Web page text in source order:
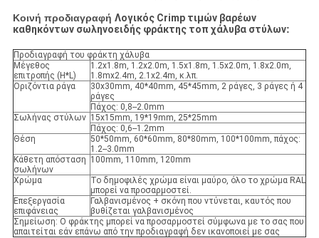
Κοινή προδιαγραφή Λογικός Crimp τιμών βαρέων
καθηκόντων σωληνοειδής φράκτης τοπ χάλυβα στύλων:
Προδιαγραφή του φράκτη χάλυβα
Μέγεθος
επιτροπής (H*L)
1.2x1.8m, 1.2x2.0m, 1.5x1.8m, 1.5x2.0m, 1.8x2.0m,
1.8mx2.4m, 2.1x2.4m, κ.λπ.
Οριζόντια ράγα
30x30mm, 40*40mm, 45*45mm, 2 ράγες, 3 ράγες ή 4
ράγες
Πάχος: 0,8--2.0mm
Σωλήνας στύλων 15x15mm, 19*19mm, 25*25mm
Πάχος: 0,6--1.2mm
Θέση
50*50mm, 60*60mm, 80*80mm, 100*100mm, πάχος:
1.2--3.0mm
Κάθετη απόσταση
σωλήνων
100mm, 110mm, 120mm
Χρώμα
Το δημοφιλές χρώμα είναι μαύρο, όλο το χρώμα RAL
μπορεί να προσαρμοστεί.
Επεξεργασία
επιφάνειας
Γαλβανισμένος + σκόνη που ντύνεται, καυτός που
βυθίζεται γαλβανισμένος
Σημείωση: Ο φράκτης μπορεί να προσαρμοστεί σύμφωνα με το σας που
απαιτείται εάν επάνω από την προδιαγραφή δεν ικανοποιεί με σας